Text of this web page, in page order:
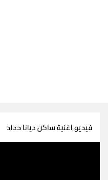
فيديو اغنية ساكن ديانا حداد